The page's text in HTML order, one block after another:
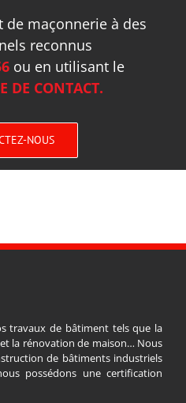
de maçonnerie à des
reconnus
ou en utilisant le
DE CONTACT.
NOUS
travaux de bâtiment tels que la
la rénovation de maison… Nous
de bâtiments industriels
possédons une certification